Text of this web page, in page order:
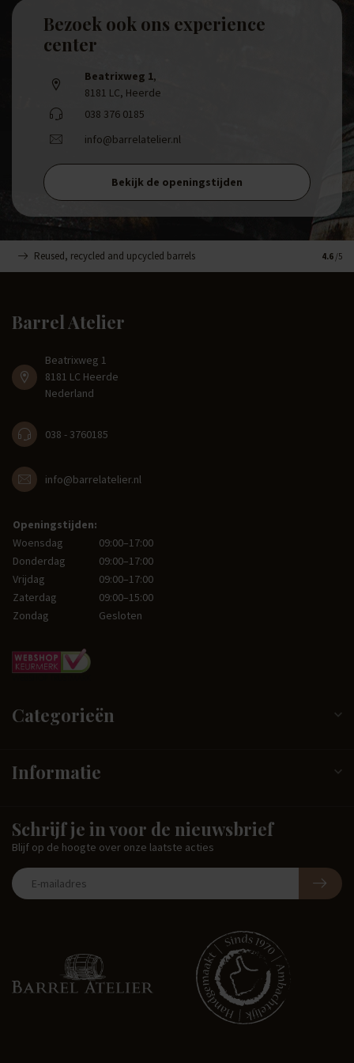
Bezoek ook ons experience
center
Beatrixweg 1,
8181 LC, Heerde
038 376 0185
info@barrelatelier.nl
Bekijk de openingstijden
Reused, recycled and upcycled barrels 4.6 /5
Barrel Atelier
Beatrixweg 1
8181 LC Heerde
Nederland
038 - 3760185
info@barrelatelier.nl
Openingstijden:
Woensdag
09:00–17:00
Donderdag
09:00–17:00
Vrijdag
09:00–17:00
Zaterdag
09:00–15:00
Zondag
Gesloten
Categorieën
Informatie
Schrijf je in voor de nieuwsbrief
Blijf op de hoogte over onze laatste acties